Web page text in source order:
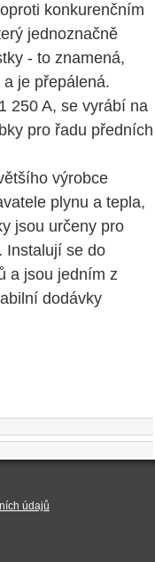
konkurenčním
jednoznačně
- to znamená,
je přepálená.
250 A, se vyrábí na
pro řadu předních
výrobce
plynu a tepla,
jsou určeny pro
Instalují se do
a jsou jedním z
dodávky
údajů